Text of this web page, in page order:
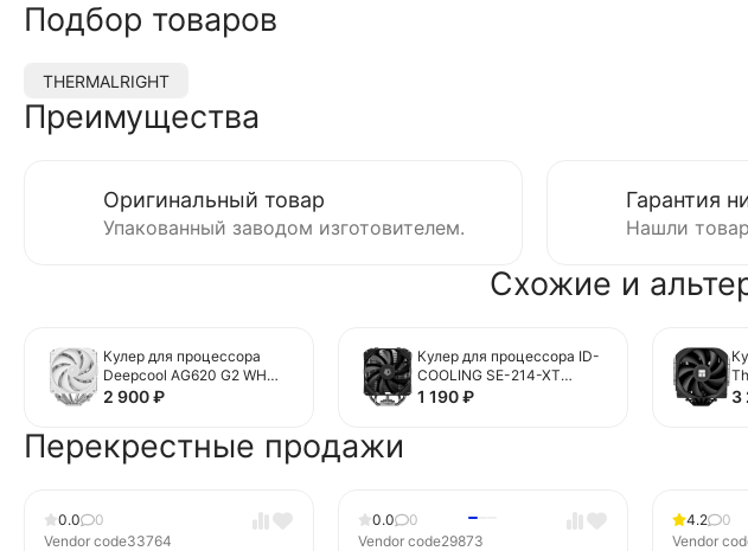
Подбор товаров
THERMALRIGHT
Преимущества
Оригинальный товар
Упакованный заводом изготовителем.
Гарантия
Нашли
Схожие и
Кулер для процессора
Deepcool AG620 G2 WH
White
2 900₽
Кулер для процессора ID-
COOLING SE-214-XT
BASIC
1 190₽ 3
Перекрестные продажи
0.0
0
Vendor code33764
0.0
0
Vendor code29873
4.2
0
Vendor